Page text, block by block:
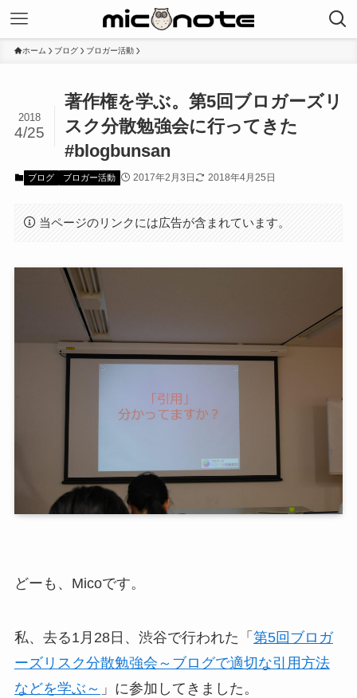
ホーム ブログ ブロガー活動
著作権を学ぶ。第5回ブロガーズリ
スク分散勉強会に行ってきた
#blogbunsan
2018
4/25
ブログ ブロガー活動 2017年2月3日 2018年4月25日
当ページのリンクには広告が含まれています。
どーも、Micoです。
私、去る1月28日、渋谷で行われた「 第5回ブロガ
ーズリスク分散勉強会～ブログで適切な引用方法
などを学ぶ～ 」に参加してきました。